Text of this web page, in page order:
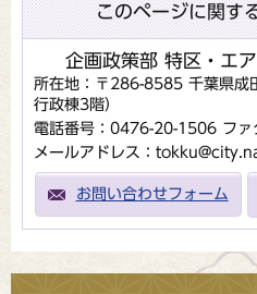
このページに関す
企画政策部 特区・エ
所在地：〒286-8585 千葉県成
行政棟3階）
電話番号：0476-20-1506 フ
メールアドレス：
お問い合わせフォーム